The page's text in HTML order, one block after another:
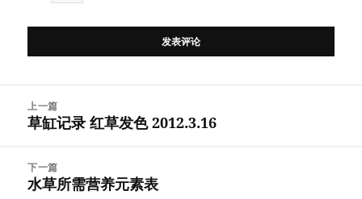
航
上一篇
上
文
章：
草缸记录 红草发色 2012.3.16
下一篇
下
水草所需营养元素表